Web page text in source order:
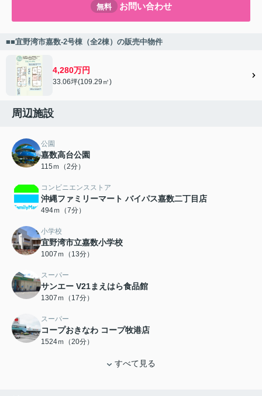
無料 お問い合わせ
■■宜野湾市嘉数-2号棟（全2棟）の販売中物件
4,280万円
33.06坪(109.29㎡)
周辺施設
公園
嘉数高台公園
115ｍ（2分）
コンビニエンスストア
沖縄ファミリーマート バイパス嘉数二丁目店
494ｍ（7分）
小学校
宜野湾市立嘉数小学校
1007ｍ（13分）
スーパー
サンエー V21まえはら食品館
1307ｍ（17分）
スーパー
コープおきなわ コープ牧港店
1524ｍ（20分）
すべて見る